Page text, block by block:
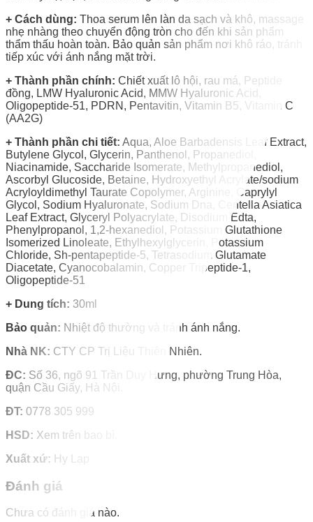
+ Cách dùng: Thoa serum lên làn da sạch và khô, massage
nhẹ nhàng theo chuyển động tròn cho đến khi sản phẩm
thẩm thấu hoàn toàn. Bảo quản sản phẩm nơi khô ráo, tránh
tiếp xúc với ánh nắng mặt trời.
+ Thành phần chính: Chiết xuất lô hội, rau má, Peptide
đồng, LΜW Hyaluronic Acid, MMW Hyaluronic Acid,
Oligopeptide-51, PDRN, Pentavitin, Vitamin B5, Vitamin C
(AA2G)
+ Thành phần chi tiết: Aqua, Aloe Barbadensis Leaf Extract,
Butylene Glycol, Glycerin, Panthenol, Propanediol,
Niacinamide, Saccharide Isomerate, Methylpropanediol,
Ascorbyl Glucoside, Betaine, Hydroxyethyl Acrylate/sodium
Acryloyldimethyl Taurate Copolymer, Arginine, Caprylyl
Glycol, Sodium Hyaluronate, Sodium Dna, Centella Asiatica
Leaf Extract, Glyceryl Polyacrylate, Disodium Edta,
Phenylpropanol, 1,2-hexanediol, Potassium Glutathione
Isomerized Linoleate, Ethylhexylglycerin, Potassium
Chloride, Sh-pentapeptide-5, Tetrasodium Glutamate
Diacetate, Cyanocobalamin, Copper Tripeptide-1,
Oligopeptide-51
+ Dung tích: 30ml
Bảo quản: Nhiệt độ thường và tránh ánh nắng.
Nhà NK: CTY CP Trị Liệu Thiên Nhiên.
ĐC: Số 36, ngõ 91 Trần Duy Hưng, phường Trung Hòa,
quận Cầu Giấy, Hà Nội.
ĐT: 0778 305 999
HSD: Xem trên bao bì.
Xuất xứ: Hy Lạp
Đánh giá
Chưa có đánh giá nào.